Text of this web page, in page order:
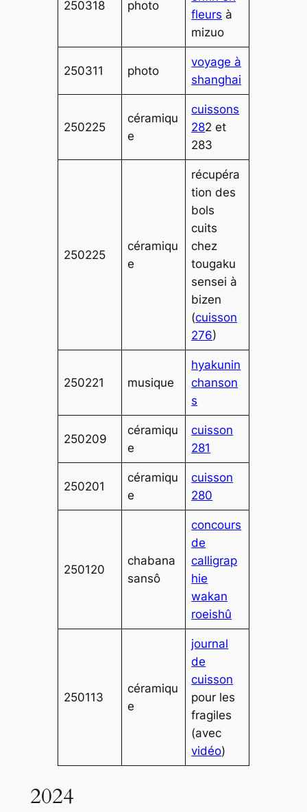
250318 photo
fleurs à
mizuo
250311 photo
voyage à
shanghai
250225
céramiqu
e
cuissons
282 et
283
250225
céramiqu
e
récupéra
tion des
bols
cuits
chez
tougaku
sensei à
bizen
(cuisson
276)
250221 musique
hyakunin
chanson
s
250209
céramiqu
e
cuisson
281
250201
céramiqu
e
cuisson
280
250120
chabana
sansô
concours
de
calligrap
hie
wakan
roeishû
250113
céramiqu
e
journal
de
cuisson
pour les
fragiles
(avec
vidéo)
2024